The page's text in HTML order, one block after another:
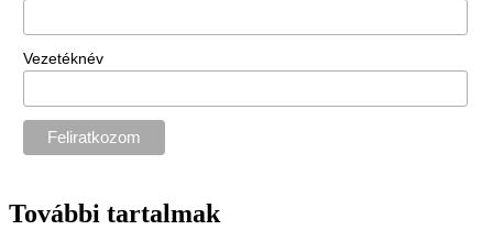
Vezetéknév
További tartalmak